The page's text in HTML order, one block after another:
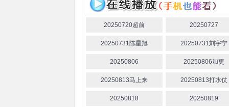
20250720超前 20250727
20250731陈星旭 20250731刘宇宁
20250806 20250806加更
20250813马上来 20250813打水仗
20250818 20250819